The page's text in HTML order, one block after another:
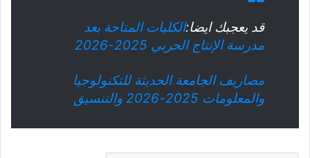
قد يعجبك ايضا:الكليات المتاحة بعد
مدرسة الإنتاج الحربي 2025-2026
مصاريف الجامعة الحديثة للتكنولوجيا
والمعلومات 2025-2026 والتنسيق